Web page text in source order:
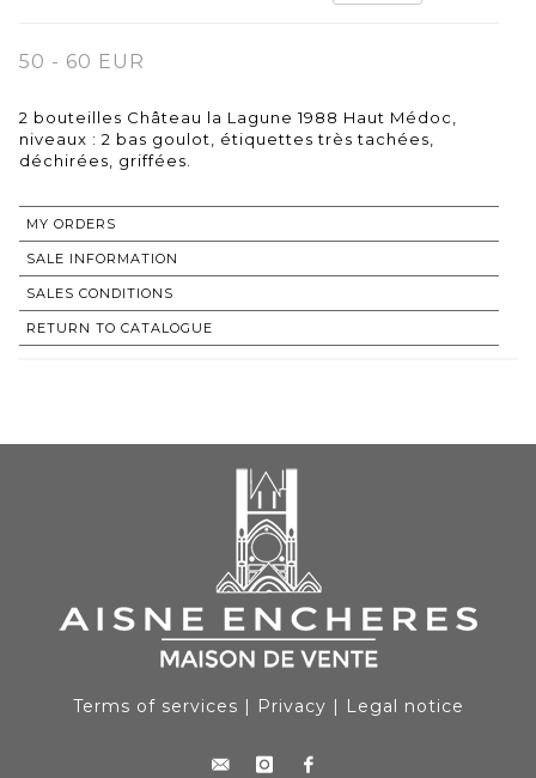
50 - 60 EUR
2 bouteilles Château la Lagune 1988 Haut Médoc,
niveaux : 2 bas goulot, étiquettes très tachées,
déchirées, griffées.
MY ORDERS
SALE INFORMATION
SALES CONDITIONS
RETURN TO CATALOGUE
Terms of services | Privacy | Legal notice